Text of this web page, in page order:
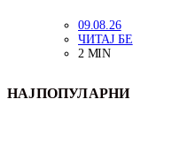
09.08.26
ЧИТАЈ БЕ
2 MIN
НАЈПОПУЛАРНИ